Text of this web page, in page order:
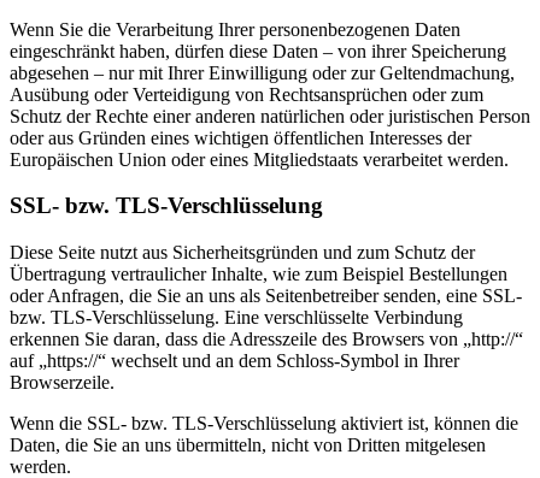
Wenn Sie die Verarbeitung Ihrer personenbezogenen Daten
eingeschränkt haben, dürfen diese Daten – von ihrer Speicherung
abgesehen – nur mit Ihrer Einwilligung oder zur Geltendmachung,
Ausübung oder Verteidigung von Rechtsansprüchen oder zum
Schutz der Rechte einer anderen natürlichen oder juristischen Person
oder aus Gründen eines wichtigen öffentlichen Interesses der
Europäischen Union oder eines Mitgliedstaats verarbeitet werden.
SSL- bzw. TLS-Verschlüsselung
Diese Seite nutzt aus Sicherheitsgründen und zum Schutz der
Übertragung vertraulicher Inhalte, wie zum Beispiel Bestellungen
oder Anfragen, die Sie an uns als Seitenbetreiber senden, eine SSL-
bzw. TLS-Verschlüsselung. Eine verschlüsselte Verbindung
erkennen Sie daran, dass die Adresszeile des Browsers von „http://“
auf „https://“ wechselt und an dem Schloss-Symbol in Ihrer
Browserzeile.
Wenn die SSL- bzw. TLS-Verschlüsselung aktiviert ist, können die
Daten, die Sie an uns übermitteln, nicht von Dritten mitgelesen
werden.